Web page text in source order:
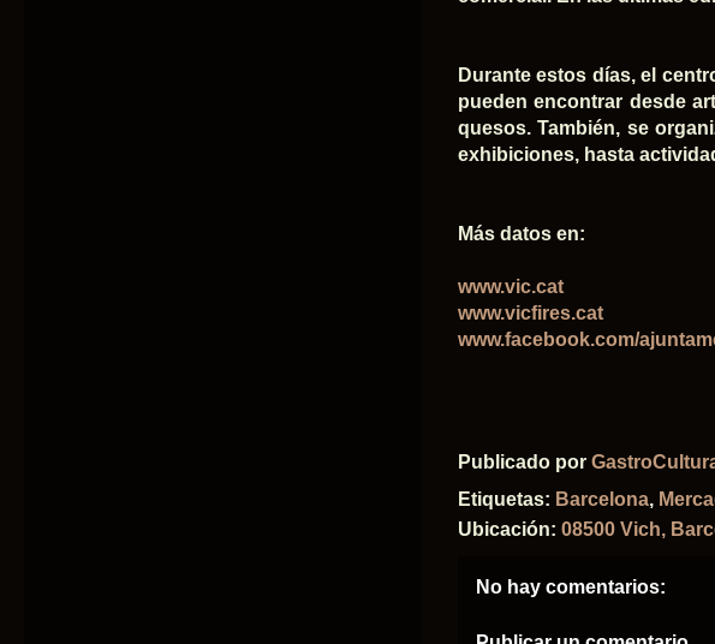
Durante estos días, el
pueden encontrar desde
quesos. También, se
exhibiciones, hasta
Más datos en:
www.vic.cat
www.vicfires.cat
www.facebook.com/
Publicado por
Etiquetas: Barcelona,
Ubicación: 08500 Vich,
No hay comentarios: